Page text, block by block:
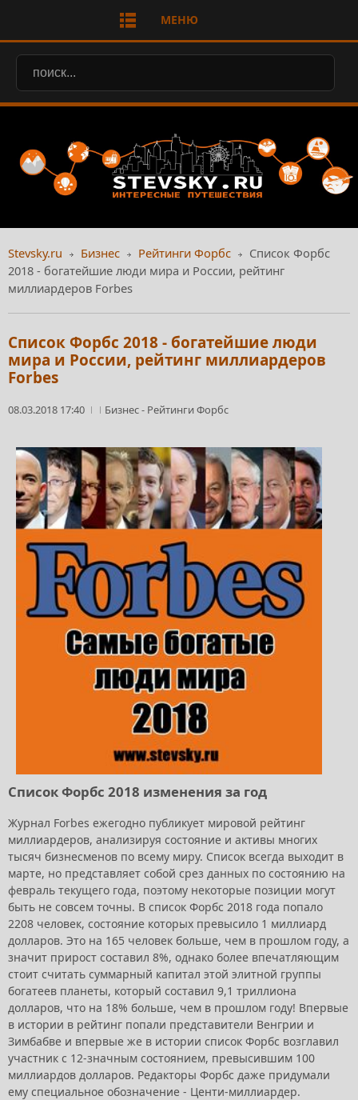
МЕНЮ
Stevsky.ru Бизнес Рейтинги Форбс
Список Форбс
2018 - богатейшие люди мира и России, рейтинг
миллиардеров Forbes
Список Форбс 2018 - богатейшие люди
мира и России, рейтинг миллиардеров
Forbes
08.03.2018 17:40 Бизнес- Рейтинги Форбс
Список Форбс 2018 изменения за год
Журнал Forbes ежегодно публикует мировой рейтинг
миллиардеров, анализируя состояние и активы многих
тысяч бизнесменов по всему миру. Список всегда выходит в
марте, но представляет собой срез данных по состоянию на
февраль текущего года, поэтому некоторые позиции могут
быть не совсем точны. В список Форбс 2018 года попало
2208 человек, состояние которых превысило 1 миллиард
долларов. Это на 165 человек больше, чем в прошлом году, а
значит прирост составил 8%, однако более впечатляющим
стоит считать суммарный капитал этой элитной группы
богатеев планеты, который составил 9,1 триллиона
долларов, что на 18% больше, чем в прошлом году! Впервые
в истории в рейтинг попали представители Венгрии и
Зимбабве и впервые же в истории список Форбс возглавил
участник с 12-значным состоянием, превысившим 100
миллиардов долларов. Редакторы Форбс даже придумали
ему специальное обозначение - Центи-миллиардер.